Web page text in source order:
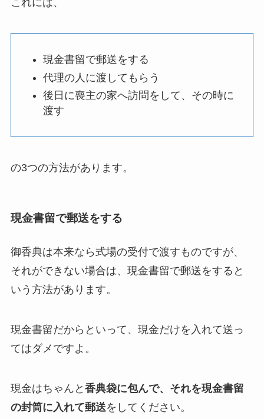
現金書留で郵送をする
代理の人に渡してもらう
後日に喪主の家へ訪問をして、その時に
渡す
の3つの方法があります。
現金書留で郵送をする
御香典は本来なら式場の受付で渡すものですが、
それができない場合は、現金書留で郵送をすると
いう方法があります。
現金書留だからといって、現金だけを入れて送っ
てはダメですよ。
現金はちゃんと 香典袋に包んで、それを現金書留
の封筒に入れて郵送をしてください。